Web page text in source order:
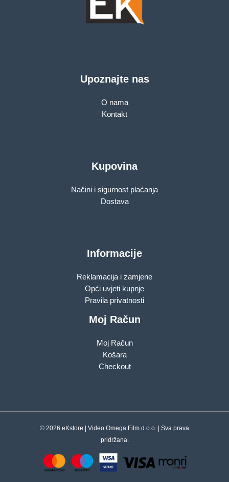
Upoznajte nas
O nama
Kontakt
Kupovina
Načini i sigurnost plaćanja
Dostava
Informacije
Reklamacija i zamjene
Opći uvjeti kupnje
Pravila privatnosti
Moj Račun
Moj Račun
Košara
Checkout
© 2026 eKstore | Video Omega Film d.o.o. | Sva prava
pridržana.